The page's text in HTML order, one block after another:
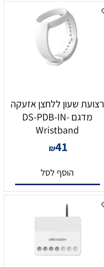
רצועת שעון ללחצן אזעקה
מדגם DS-PDB-IN-
Wristband
₪41
הוסף לסל